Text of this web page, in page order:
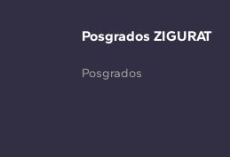
Posgrados ZIGURAT
Posgrados